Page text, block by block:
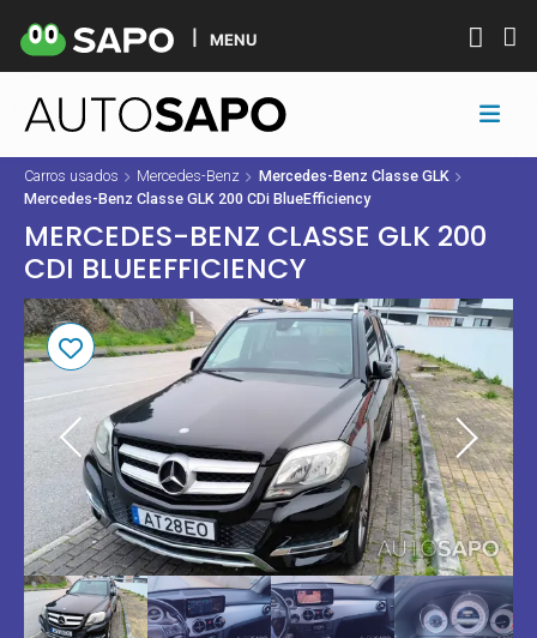
MENU
Carros usados Mercedes-Benz
Mercedes-Benz Classe GLK
Mercedes-Benz Classe GLK 200 CDi BlueEfficiency
MERCEDES-BENZ CLASSE GLK 200
CDI BLUEEFFICIENCY